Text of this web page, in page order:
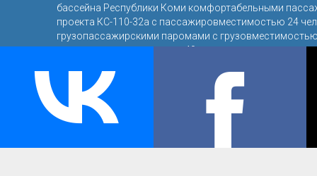
бассейна Республики Коми комфортабельными
проекта КС-110-32а с пассажировместимостью 24
грузопассажирскими паромами с
пассажировместимостью 40 человек.